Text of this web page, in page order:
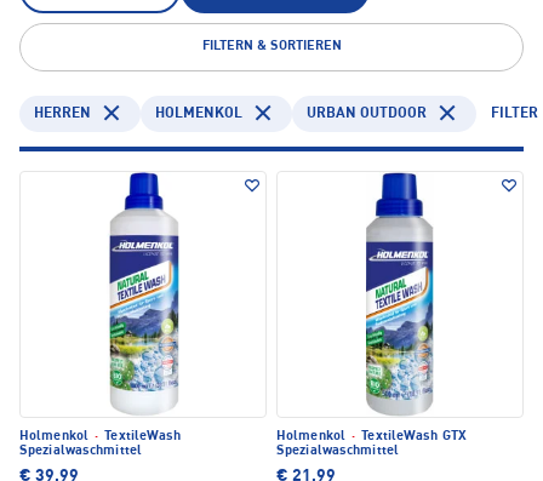
FILTERN & SORTIEREN
HERREN HOLMENKOL URBAN OUTDOOR FILTER
Holmenkol ·
TextileWash
Spezialwaschmittel
€ 39,99
Holmenkol ·
TextileWash GTX
Spezialwaschmittel
€ 21,99